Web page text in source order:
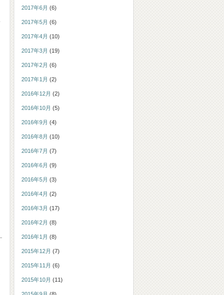
2017年6月 (6)
2017年5月 (6)
2017年4月 (10)
2017年3月 (19)
2017年2月 (6)
2017年1月 (2)
2016年12月 (2)
2016年10月 (5)
2016年9月 (4)
2016年8月 (10)
2016年7月 (7)
2016年6月 (9)
2016年5月 (3)
2016年4月 (2)
2016年3月 (17)
2016年2月 (8)
2016年1月 (8)
2015年12月 (7)
2015年11月 (6)
2015年10月 (11)